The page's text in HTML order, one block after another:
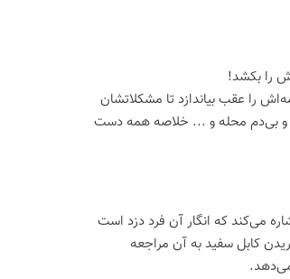
را بکشد!
را عقب بیاندازد تا مشکلاتشان
گر و بی‌دم محله و ... خلاصه همه دست
می‌کند که انگار آن فرد دزد است
کابل سفید به آن مراجعه